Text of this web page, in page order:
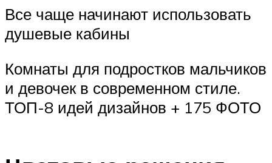
Все чаще начинают использовать
душевые кабины
Комнаты для подростков мальчиков
и девочек в современном стиле.
ТОП-8 идей дизайнов + 175 ФОТО